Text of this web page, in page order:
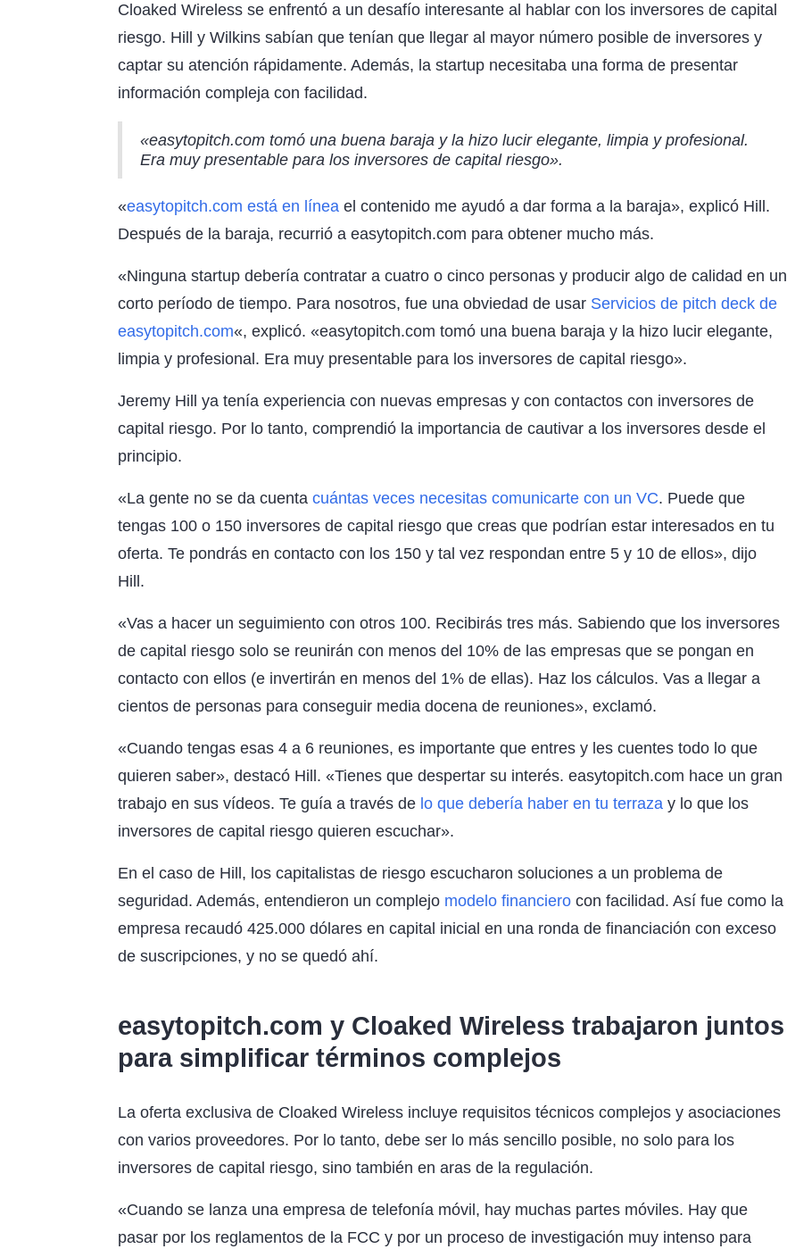
Cloaked Wireless se enfrentó a un desafío interesante al hablar con los inversores de capital
riesgo. Hill y Wilkins sabían que tenían que llegar al mayor número posible de inversores y
captar su atención rápidamente. Además, la startup necesitaba una forma de presentar
información compleja con facilidad.
«easytopitch.com tomó una buena baraja y la hizo lucir elegante, limpia y profesional.
Era muy presentable para los inversores de capital riesgo».
«easytopitch.com está en línea el contenido me ayudó a dar forma a la baraja», explicó Hill.
Después de la baraja, recurrió a easytopitch.com para obtener mucho más.
«Ninguna startup debería contratar a cuatro o cinco personas y producir algo de calidad en un
corto período de tiempo. Para nosotros, fue una obviedad de usar Servicios de pitch deck de
easytopitch.com«, explicó. «easytopitch.com tomó una buena baraja y la hizo lucir elegante,
limpia y profesional. Era muy presentable para los inversores de capital riesgo».
Jeremy Hill ya tenía experiencia con nuevas empresas y con contactos con inversores de
capital riesgo. Por lo tanto, comprendió la importancia de cautivar a los inversores desde el
principio.
«La gente no se da cuenta cuántas veces necesitas comunicarte con un VC. Puede que
tengas 100 o 150 inversores de capital riesgo que creas que podrían estar interesados en tu
oferta. Te pondrás en contacto con los 150 y tal vez respondan entre 5 y 10 de ellos», dijo
Hill.
«Vas a hacer un seguimiento con otros 100. Recibirás tres más. Sabiendo que los inversores
de capital riesgo solo se reunirán con menos del 10% de las empresas que se pongan en
contacto con ellos (e invertirán en menos del 1% de ellas). Haz los cálculos. Vas a llegar a
cientos de personas para conseguir media docena de reuniones», exclamó.
«Cuando tengas esas 4 a 6 reuniones, es importante que entres y les cuentes todo lo que
quieren saber», destacó Hill. «Tienes que despertar su interés. easytopitch.com hace un gran
trabajo en sus vídeos. Te guía a través de lo que debería haber en tu terraza y lo que los
inversores de capital riesgo quieren escuchar».
En el caso de Hill, los capitalistas de riesgo escucharon soluciones a un problema de
seguridad. Además, entendieron un complejo modelo financiero con facilidad. Así fue como la
empresa recaudó 425.000 dólares en capital inicial en una ronda de financiación con exceso
de suscripciones, y no se quedó ahí.
easytopitch.com y Cloaked Wireless trabajaron juntos
para simplificar términos complejos
La oferta exclusiva de Cloaked Wireless incluye requisitos técnicos complejos y asociaciones
con varios proveedores. Por lo tanto, debe ser lo más sencillo posible, no solo para los
inversores de capital riesgo, sino también en aras de la regulación.
«Cuando se lanza una empresa de telefonía móvil, hay muchas partes móviles. Hay que
pasar por los reglamentos de la FCC y por un proceso de investigación muy intenso para